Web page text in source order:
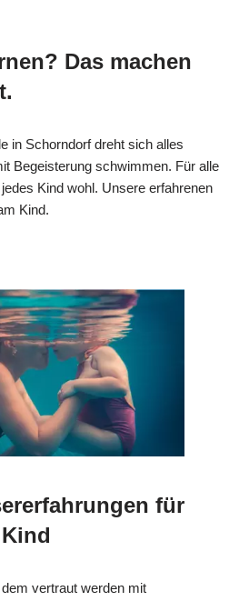
Das machen
in Schorndorf dreht sich alles
Begeisterung schwimmen. Für alle
Kind wohl. Unsere erfahrenen
Kind.
für
vertraut werden mit